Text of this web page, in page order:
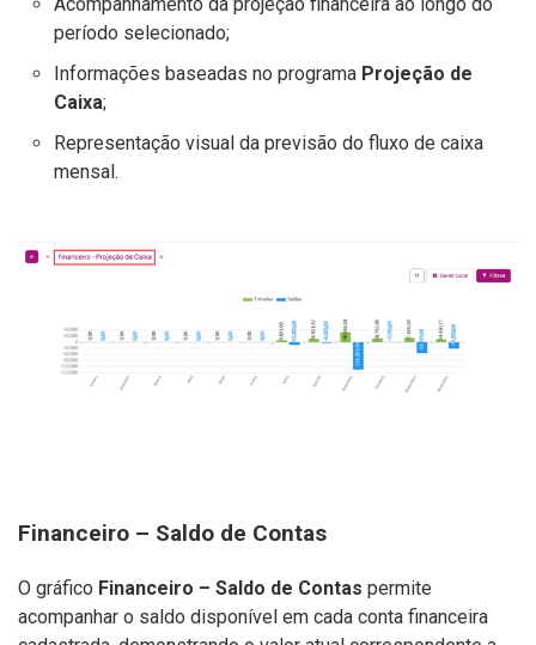
período selecionado;
Informações baseadas no programa Projeção de
Caixa;
Representação visual da previsão do fluxo de caixa
mensal.
Financeiro – Saldo de Contas
O gráfico Financeiro – Saldo de Contas permite
acompanhar o saldo disponível em cada conta financeira